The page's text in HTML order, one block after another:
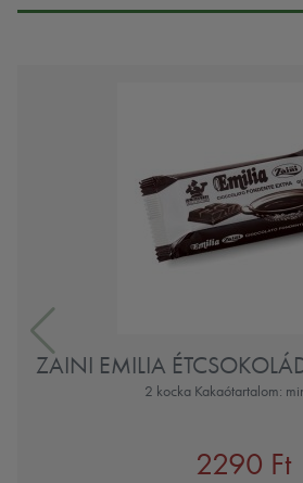
ZAINI EMILIA
2 kocka Kakaótartalom:
2290 Ft